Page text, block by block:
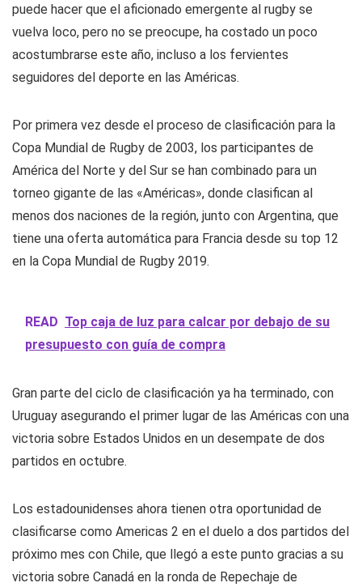
puede hacer que el aficionado emergente al rugby se
vuelva loco, pero no se preocupe, ha costado un poco
acostumbrarse este año, incluso a los fervientes
seguidores del deporte en las Américas.
Por primera vez desde el proceso de clasificación para la
Copa Mundial de Rugby de 2003, los participantes de
América del Norte y del Sur se han combinado para un
torneo gigante de las «Américas», donde clasifican al
menos dos naciones de la región, junto con Argentina, que
tiene una oferta automática para Francia desde su top 12
en la Copa Mundial de Rugby 2019.
READ Top caja de luz para calcar por debajo de su
presupuesto con guía de compra
Gran parte del ciclo de clasificación ya ha terminado, con
Uruguay asegurando el primer lugar de las Américas con una
victoria sobre Estados Unidos en un desempate de dos
partidos en octubre.
Los estadounidenses ahora tienen otra oportunidad de
clasificarse como Americas 2 en el duelo a dos partidos del
próximo mes con Chile, que llegó a este punto gracias a su
victoria sobre Canadá en la ronda de Repechaje de